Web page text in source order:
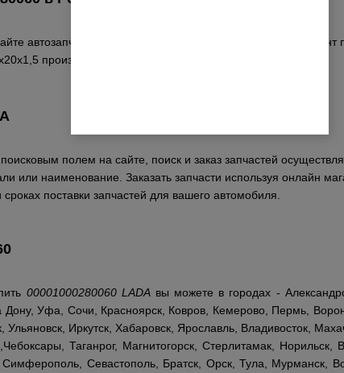
автозапчастей. Выберите из списка оптимальный вариант
производитель LADA по каталогу.
полем на сайте, поиск и заказ запчастей
или наименование. Заказать запчасти используя онлайн
поставки запчастей для вашего автомобиля.
00001000280060 LADAвы можете в городах -
Уфа, Сочи, Красноярск, Ковров, Кемерово, Пермь,
Иркутск, Хабаровск, Ярославль, Владивосток,
Таганрог, Магнитогорск, Стерлитамак, Норильск,
Севастополь, Братск, Орск, Тула, Мурманск,